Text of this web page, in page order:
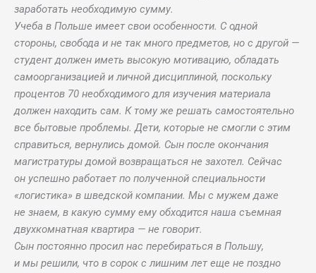
заработать необходимую сумму.
Учеба в Польше имеет свои особенности. С одной
стороны, свобода и не так много предметов, но с другой —
студент должен иметь высокую мотивацию, обладать
самоорганизацией и личной дисциплиной, поскольку
процентов 70 необходимого для изучения материала
должен находить сам. К тому же решать самостоятельно
все бытовые проблемы. Дети, которые не смогли с этим
справиться, вернулись домой. Сын после окончания
магистратуры домой возвращаться не захотел. Сейчас
он успешно работает по полученной специальности
«логистика» в шведской компании. Мы с мужем даже
не знаем, в какую сумму ему обходится наша съемная
двухкомнатная квартира — не говорит.
Сын постоянно просил нас перебираться в Польшу,
и мы решили, что в сорок с лишним лет еще не поздно